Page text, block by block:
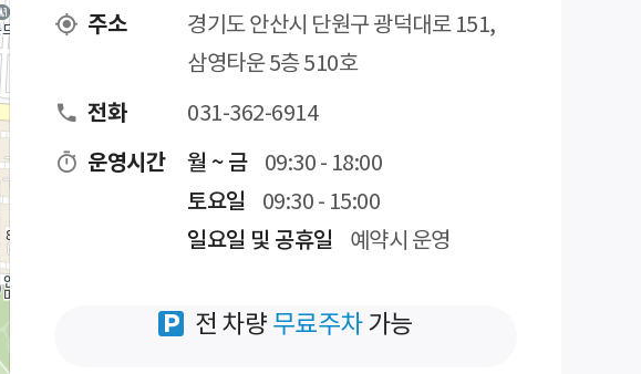
주소
경기도 안산시 단원구 광덕대로 151,
삼영타운 5층 510호
전화 031-362-6914
운영시간 월 ~ 금 09:30 - 18:00
토요일 09:30 - 15:00
일요일 및 공휴일 예약시 운영
전 차량 무료주차가능